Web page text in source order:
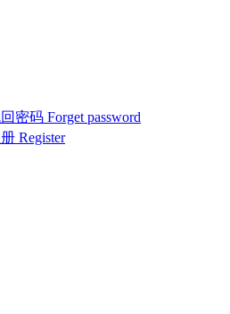
密码 Forget password
Register